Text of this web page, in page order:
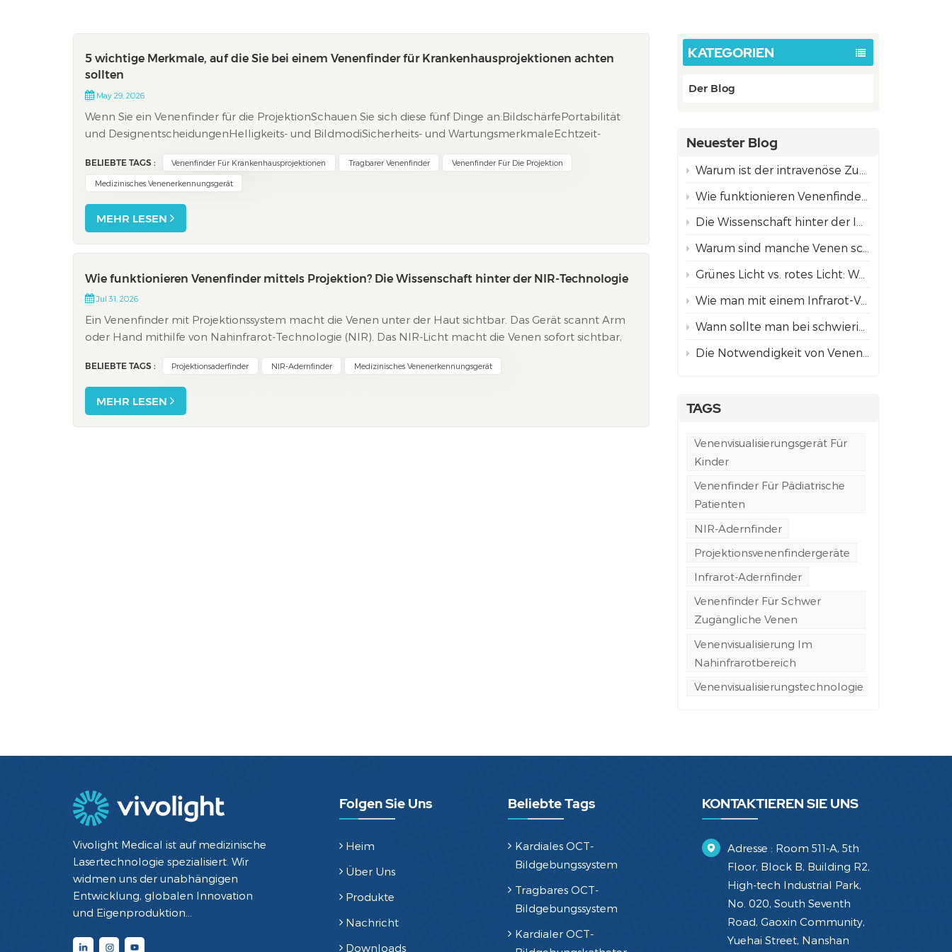
KATEGORIEN
Der Blog
Neuester Blog
Warum ist der intravenöse Zugang bei Kindern oft schwieriger als bei Erwachsenen?
Wie funktionieren Venenfinder mittels Projektion? Die Wissenschaft hinter der NIR-Technologie
Die Wissenschaft hinter der Infrarot-Venenvisualisierungstechnologie
Warum sind manche Venen schwer zu finden?
Grünes Licht vs. rotes Licht: Welcher Projektionsmodus zur Venenfindung eignet sich am besten für unterschiedliche Hauttöne?
Wie man mit einem Infrarot-Venenfinder Venen für ein sicheres Einführen von Nadeln findet
Wann sollte man bei schwierigem Venenzugang einen Venenfinder mit Projektion anstelle einer ultraschallgestützten Punktion verwenden?
Die Notwendigkeit von Venenfindern in der Notfall- und Rettungswagenversorgung
TAGS
Venenvisualisierungsgerät Für
Kinder
Venenfinder Für Pädiatrische
Patienten
NIR-Adernfinder
Projektionsvenenfindergeräte
Infrarot-Adernfinder
Venenfinder Für Schwer
Zugängliche Venen
Venenvisualisierung Im
Nahinfrarotbereich
Venenvisualisierungstechnologie
5 wichtige Merkmale, auf die Sie bei einem Venenfinder für Krankenhausprojektionen achten
sollten
May 29, 2026
Wenn Sie ein Venenfinder für die ProjektionSchauen Sie sich diese fünf Dinge an:BildschärfePortabilität
und DesignentscheidungenHelligkeits- und BildmodiSicherheits- und WartungsmerkmaleEchtzeit-
finde...
BELIEBTE TAGS : Venenfinder Für Krankenhausprojektionen Tragbarer Venenfinder Venenfinder Für Die Projektion
Medizinisches Venenerkennungsgerät
MEHR LESEN
Wie funktionieren Venenfinder mittels Projektion? Die Wissenschaft hinter der NIR-Technologie
Jul 31, 2026
Ein Venenfinder mit Projektionssystem macht die Venen unter der Haut sichtbar. Das Gerät scannt Arm
oder Hand mithilfe von Nahinfrarot-Technologie (NIR). Das NIR-Licht macht die Venen sofort sichtbar,
BELIEBTE TAGS : Projektionsaderfinder NIR-Adernfinder Medizinisches Venenerkennungsgerät
MEHR LESEN
Vivolight Medical ist auf medizinische
Lasertechnologie spezialisiert. Wir
widmen uns der unabhängigen
Entwicklung, globalen Innovation
und Eigenproduktion
Diagnose- und Therapiegeräte mit
Folgen Sie Uns
Heim
Über Uns
Produkte
Nachricht
Downloads
Beliebte Tags
Kardiales OCT-
Bildgebungssystem
Tragbares OCT-
Bildgebungssystem
Kardialer OCT-
KONTAKTIEREN SIE UNS
Adresse : Room 511-A, 5th
Floor, Block B, Building R2,
High-tech Industrial Park,
No. 020, South Seventh
Road, Gaoxin Community,
Yuehai Street, Nanshan